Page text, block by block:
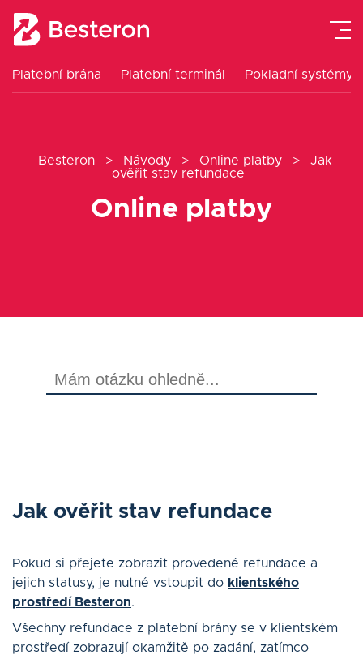
Platební brána Platební terminál Pokladní systémy
MÁM ZÁJEM
Blog
Platební brána
Platební terminál
Besteron > Návody > Online platby >
Jak
ověřit stav refundace
Online platby
Jak ověřit stav refundace
Pokud si přejete zobrazit provedené refundace a
jejich statusy, je nutné vstoupit do klientského
prostředí Besteron.
Všechny refundace z platební brány se v klientském
prostředí zobrazují okamžitě po zadání, zatímco